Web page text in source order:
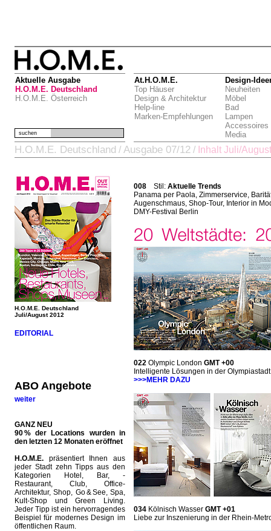
Aktuelle Ausgabe
H.O.M.E. Deutschland
H.O.M.E. Österreich
At.H.O.M.E.
Top Häuser
Design & Architektur
Help-line
Marken-Empfehlungen
Design-
Neuheiten
Möbel
Bad
Lampen
Accessoires
Media
suchen
H.O.M.E. Deutschland / Ausgabe 07/12 / Inhalt Juli/
H.O.M.E. Deutschland
Juli/August 2012
EDITORIAL
ABO Angebote
weiter
GANZ NEU
90 % der Locations wurden in
den letzten 12 Monaten eröffnet
H.O.M.E. präsentiert Ihnen aus
jeder Stadt zehn Tipps aus den
Kategorien Hotel, Bar, ­
Restaurant, Club, Office-
Architektur, Shop, Go & See, Spa,
Kult-Shop und Green Living.
Jeder Tipp ist ein hervorragendes
Beispiel für modernes Design im
öffentlichen Raum.
008 Stil: Aktuelle Trends
Panama per Paola, Zimmerservice,
Augenschmaus, Shop-Tour, Interior in
DMY-Festival Berlin
022 Olympic London GMT +00
Intelligente Lösungen in der
>>>MEHR DAZU
034 Kölnisch Wasser GMT +01
Liebe zur Inszenierung in der Rhein-